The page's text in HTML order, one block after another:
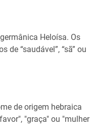
Heloísa. Os
“saudável”, “sã” ou
de origem hebraica
"graça" ou "mulher